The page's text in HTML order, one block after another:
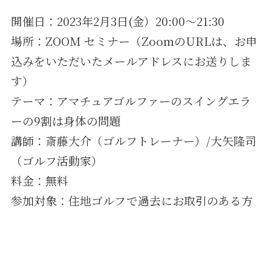
開催日：2023年2月3日(金）20:00〜21:30
場所：ZOOM セミナー（ZoomのURLは、お申
込みをいただいたメールアドレスにお送りしま
す）
テーマ：アマチュアゴルファーのスイングエラ
ーの9割は身体の問題
講師：斎藤大介（ゴルフトレーナー）/大矢隆司
（ゴルフ活動家）
料金：無料
参加対象：住地ゴルフで過去にお取引のある方